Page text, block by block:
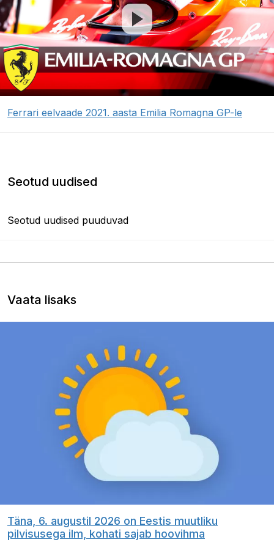
Ferrari eelvaade 2021. aasta Emilia Romagna GP-le
Seotud uudised
Seotud uudised puuduvad
Vaata lisaks
Täna, 6. augustil 2026 on Eestis muutliku
pilvisusega ilm, kohati sajab hoovihma